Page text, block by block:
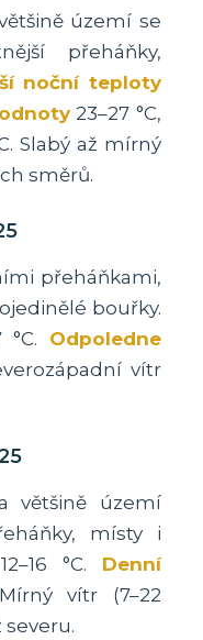
území se
přeháňky,
noční teploty
23–27 °C,
Slabý až mírný
směrů.
přeháňkami,
bouřky.
°C. Odpoledne
vítr
většině území
místy i
°C. Denní
vítr (7–22
severu.